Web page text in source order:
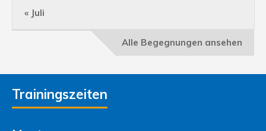
« Juli
Alle Begegnungen ansehen
Trainingszeiten